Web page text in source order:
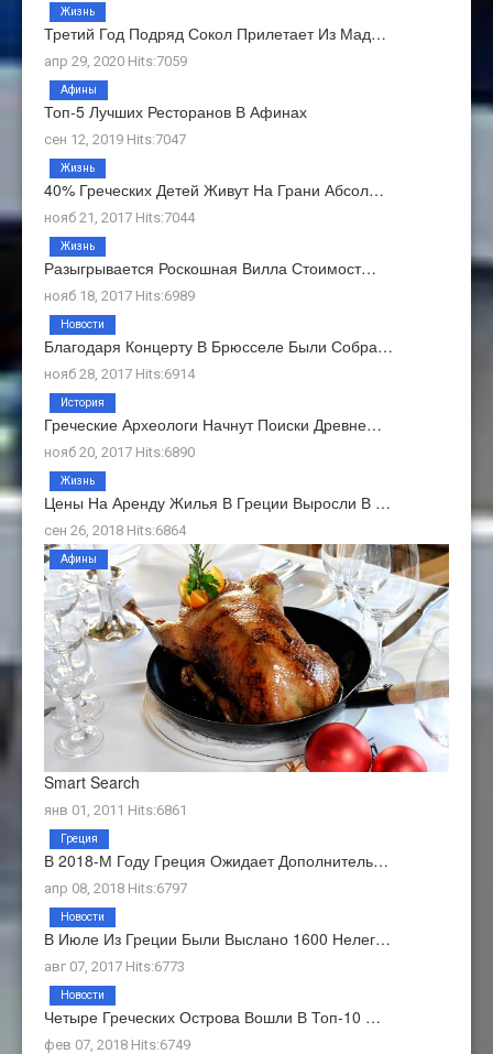
Третий Год Подряд Сокол Прилетает Из Мад…
апр 29, 2020 Hits:7059
Жизнь
Топ-5 Лучших Ресторанов В Афинах
сен 12, 2019 Hits:7047
Афины
40% Греческих Детей Живут На Грани Абсол…
нояб 21, 2017 Hits:7044
Жизнь
Разыгрывается Роскошная Вилла Стоимост…
нояб 18, 2017 Hits:6989
Жизнь
Благодаря Концерту В Брюсселе Были Собра…
нояб 28, 2017 Hits:6914
Новости
Греческие Археологи Начнут Поиски Древне…
нояб 20, 2017 Hits:6890
История
Цены На Аренду Жилья В Греции Выросли В …
сен 26, 2018 Hits:6864
Жизнь
Smart Search
янв 01, 2011 Hits:6861
Афины
В 2018-М Году Греция Ожидает Дополнитель…
апр 08, 2018 Hits:6797
Греция
В Июле Из Греции Были Выслано 1600 Нелег…
авг 07, 2017 Hits:6773
Новости
Четыре Греческих Острова Вошли В Топ-10 …
фев 07, 2018 Hits:6749
Новости